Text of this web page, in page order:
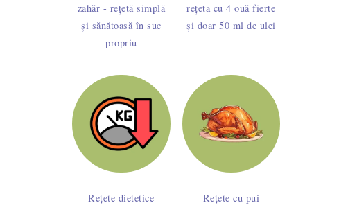
zahăr - rețetă simplă
și sănătoasă în suc
propriu
rețeta cu 4 ouă fierte
și doar 50 ml de ulei
Rețete dietetice Rețete cu pui